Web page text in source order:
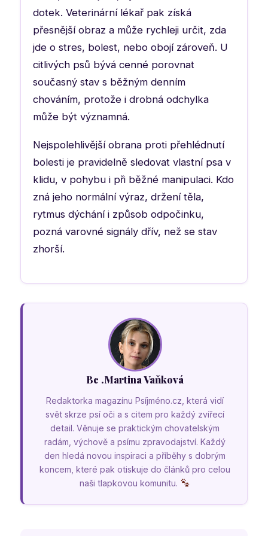
dotek. Veterinární lékař pak získá
přesnější obraz a může rychleji určit, zda
jde o stres, bolest, nebo obojí zároveň. U
citlivých psů bývá cenné porovnat
současný stav s běžným denním
chováním, protože i drobná odchylka
může být významná.
Nejspolehlivější obrana proti přehlédnutí
bolesti je pravidelně sledovat vlastní psa v
klidu, v pohybu i při běžné manipulaci. Kdo
zná jeho normální výraz, držení těla,
rytmus dýchání i způsob odpočinku,
pozná varovné signály dřív, než se stav
zhorší.
Bc .Martina Vaňková
Redaktorka magazínu Psíjméno.cz, která vidí
svět skrze psí oči a s citem pro každý zvířecí
detail. Věnuje se praktickým chovatelským
radám, výchově a psímu zpravodajství. Každý
den hledá novou inspiraci a příběhy s dobrým
koncem, které pak otiskuje do článků pro celou
naši tlapkovou komunitu.